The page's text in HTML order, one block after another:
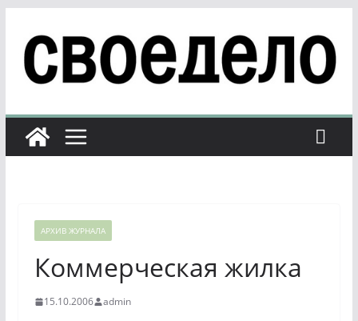
содержимому
АРХИВ ЖУРНАЛА
Коммерческая жилка
15.10.2006 admin